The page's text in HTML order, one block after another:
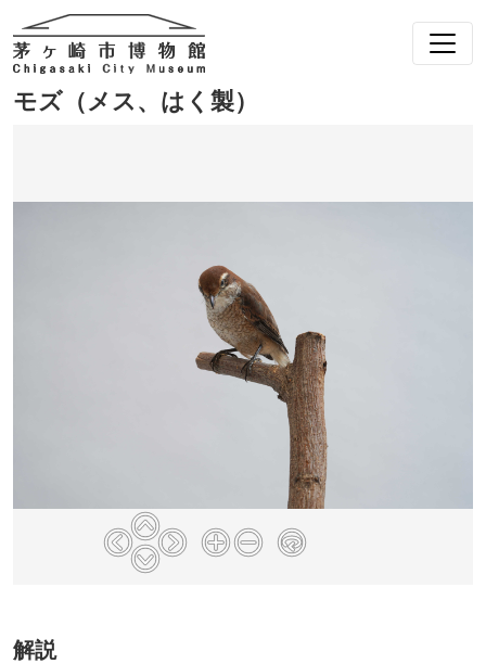
モズ（メス、はく製）
解説